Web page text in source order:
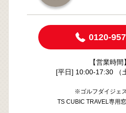
0120-
【営業時間】
[平日] 10:00-17:30 （
※ゴルフダイジェ
TS CUBIC TRAVEL専用